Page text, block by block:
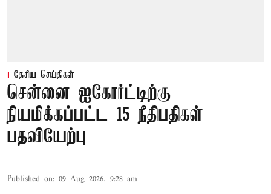
தேசிய செய்திகள்
சென்னை ஐகோர்ட்டிற்கு
நியமிக்கப்பட்ட 15 நீதிபதிகள்
பதவியேற்பு
Published on: 09 Aug 2026, 9:28 am